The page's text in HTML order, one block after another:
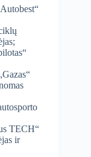
TECH“
ir